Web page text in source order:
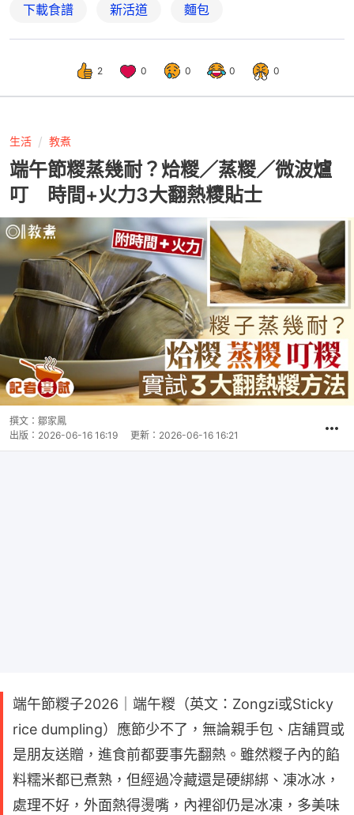
下載食譜 新活道 麵包
2 0 0 0 0
生活 教煮
端午節糉蒸幾耐？烚糉／蒸糉／微波爐
叮 時間+火力3大翻熱糭貼士
撰文： 鄒家鳳
出版： 2026-06-16 16:19 更新： 2026-06-16 16:21
端午節糉子2026｜端午糉（英文：Zongzi或Sticky
rice dumpling）應節少不了，無論親手包、店舖買或
是朋友送贈，進食前都要事先翻熱。雖然糉子內的餡
料糯米都已煮熟，但經過冷藏還是硬綁綁、凍冰冰，
處理不好，外面熱得燙嘴，內裡卻仍是冰凍，多美味